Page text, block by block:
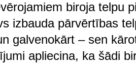
biroja telpu
izbauda pārvērtības
galvenokārt – sen
apliecina, ka šādi